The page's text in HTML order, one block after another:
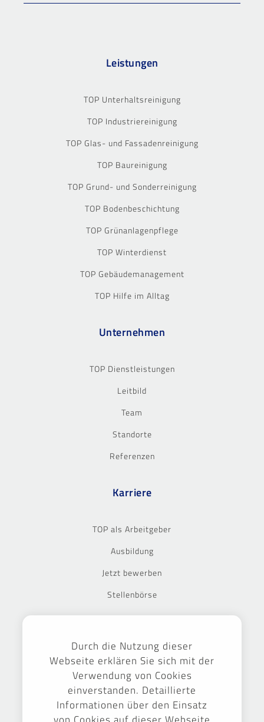
Leistungen
TOP Unterhaltsreinigung
TOP Industriereinigung
TOP Glas- und Fassadenreinigung
TOP Baureinigung
TOP Grund- und Sonderreinigung
TOP Bodenbeschichtung
TOP Grünanlagenpflege
TOP Winterdienst
TOP Gebäudemanagement
TOP Hilfe im Alltag
Unternehmen
TOP Dienstleistungen
Leitbild
Team
Standorte
Referenzen
Karriere
TOP als Arbeitgeber
Ausbildung
Jetzt bewerben
Stellenbörse
Durch die Nutzung dieser
Webseite erklären Sie sich mit der
Verwendung von Cookies
einverstanden. Detaillierte
Informationen über den Einsatz